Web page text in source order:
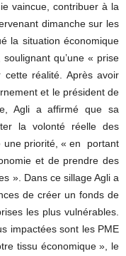
vaincue, contribuer à la
dimanche sur les
la situation économique
qu’une « prise
cette réalité. Après avoir
et le président de
Agli a affirmé que sa
la volonté réelle des
une priorité, « en portant
et de prendre des
». Dans ce sillage Agli a
de créer un fonds de
les plus vulnérables.
impactées sont les PME
tissu économique », le